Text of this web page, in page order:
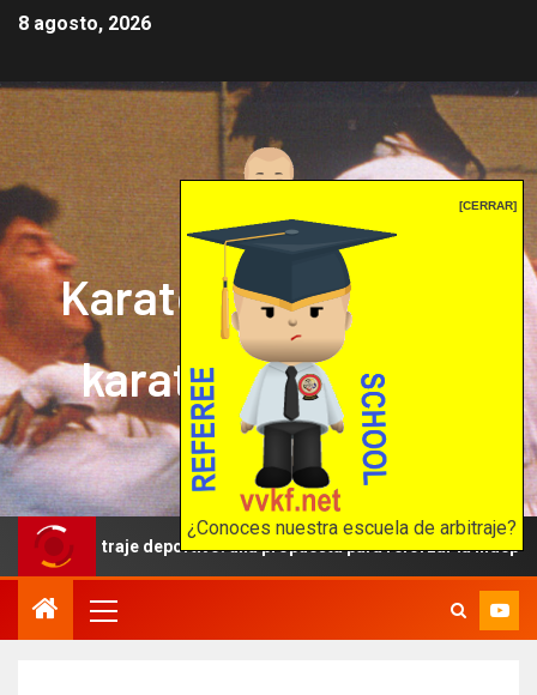
[CERRAR]
¿Conoces nuestra escuela de arbitraje?
8 agosto, 2026
Karate mrprepor: el
karate en internet
El karate en internet
deportivo: una propuesta para reforzar la independencia